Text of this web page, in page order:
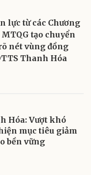
lực từ các Chương
tạo chuyển
nét vùng đồng
Thanh Hóa
Hóa: Vượt khó
mục tiêu giảm
bền vững